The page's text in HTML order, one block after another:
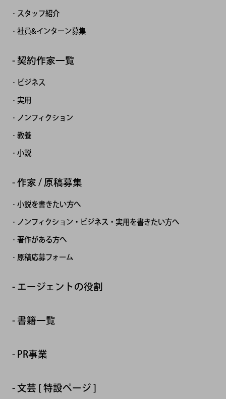
スタッフ紹介
社員&インターン募集
契約作家一覧
ビジネス
実用
ノンフィクション
教養
小説
作家 / 原稿募集
小説を書きたい方へ
ノンフィクション・ビジネス・実用を書きたい方へ
著作がある方へ
原稿応募フォーム
エージェントの役割
書籍一覧
PR事業
文芸 [ 特設ページ ]